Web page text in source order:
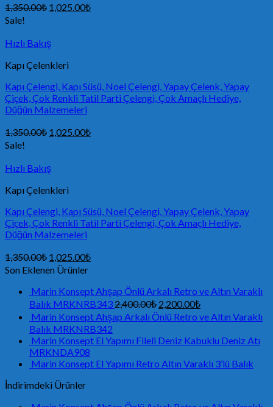
1,350.00₺ 1,025.00₺
Sale!
Hızlı Bakış
Kapı Çelenkleri
Kapı Çelengi, Kapı Süsü, Noel Çelengi, Yapay Çelenk, Yapay
Çiçek, Çok Renkli Tatil Parti Çelengi, Çok Amaçlı Hediye,
Düğün Malzemeleri
1,350.00₺ 1,025.00₺
Sale!
Hızlı Bakış
Kapı Çelenkleri
Kapı Çelengi, Kapı Süsü, Noel Çelengi, Yapay Çelenk, Yapay
Çiçek, Çok Renkli Tatil Parti Çelengi, Çok Amaçlı Hediye,
Düğün Malzemeleri
1,350.00₺ 1,025.00₺
Son Eklenen Ürünler
Marin Konsept Ahşap Önlü Arkalı Retro ve Altın Varaklı
Balık MRKNRB3432,400.00₺ 2,200.00₺
Marin Konsept Ahşap Arkalı Önlü Retro ve Altın Varaklı
Balık MRKNRB342
Marin Konsept El Yapımı Fileli Deniz Kabuklu Deniz Atı
MRKNDA908
Marin Konsept El Yapımı Retro Altın Varaklı 3’lü Balık
İndirimdeki Ürünler